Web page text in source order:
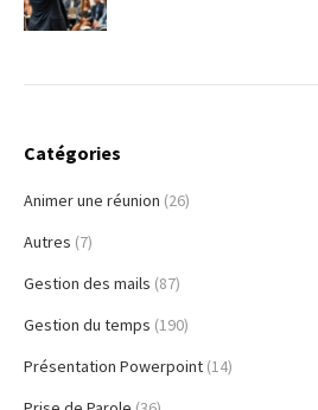
Catégories
Animer une réunion (26)
Autres (7)
Gestion des mails (87)
Gestion du temps (190)
Présentation Powerpoint (14)